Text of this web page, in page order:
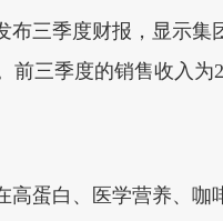
布三季度财报，显示
前三季度的销售收入
高蛋白、医学营养、